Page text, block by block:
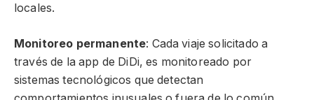
locales.
Monitoreo permanente: Cada viaje solicitado a
través de la app de DiDi, es monitoreado por
sistemas tecnológicos que detectan